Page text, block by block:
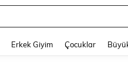
Erkek Giyim Çocuklar